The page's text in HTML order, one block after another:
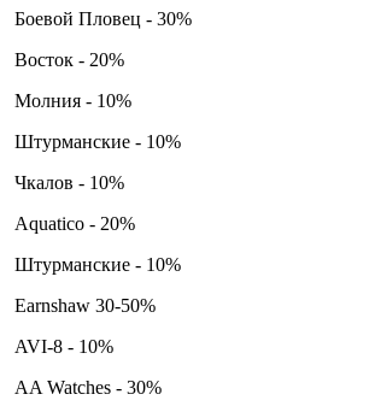
Боевой Пловец - 30%
Восток - 20%
Молния - 10%
Штурманские - 10%
Чкалов - 10%
Aquatico - 20%
Штурманские - 10%
Earnshaw 30-50%
AVI-8 - 10%
AA Watches - 30%